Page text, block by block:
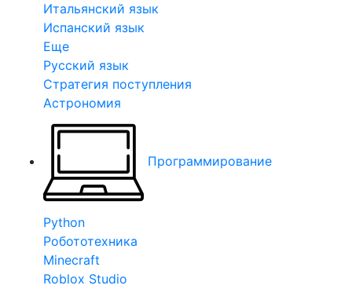
Итальянский язык
Испанский язык
Еще
Русский язык
Стратегия поступления
Астрономия
Программирование
Python
Робототехника
Minecraft
Roblox Studio